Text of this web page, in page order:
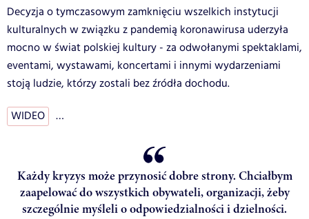
Decyzja o tymczasowym zamknięciu wszelkich instytucji
kulturalnych w związku z pandemią koronawirusa uderzyła
mocno w świat polskiej kultury - za odwołanymi spektaklami,
eventami, wystawami, koncertami i innymi wydarzeniami
stoją ludzie, którzy zostali bez źródła dochodu.
WIDEO …
Każdy kryzys może przynosić dobre strony. Chciałbym
zaapelować do wszystkich obywateli, organizacji, żeby
szczególnie myśleli o odpowiedzialności i dzielności.